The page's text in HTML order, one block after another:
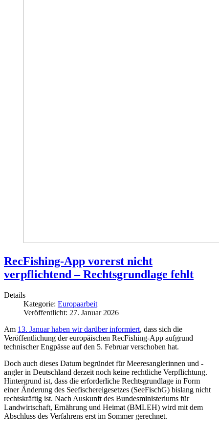
RecFishing-App vorerst nicht
verpflichtend – Rechtsgrundlage fehlt
Details
Kategorie: Europaarbeit
Veröffentlicht: 27. Januar 2026
Am 13. Januar haben wir darüber informiert, dass sich die
Veröffentlichung der europäischen RecFishing-App aufgrund
technischer Engpässe auf den 5. Februar verschoben hat.
Doch auch dieses Datum begründet für Meeresanglerinnen und -
angler in Deutschland derzeit noch keine rechtliche Verpflichtung.
Hintergrund ist, dass die erforderliche Rechtsgrundlage in Form
einer Änderung des Seefischereigesetzes (SeeFischG) bislang nicht
rechtskräftig ist. Nach Auskunft des Bundesministeriums für
Landwirtschaft, Ernährung und Heimat (BMLEH) wird mit dem
Abschluss des Verfahrens erst im Sommer gerechnet.